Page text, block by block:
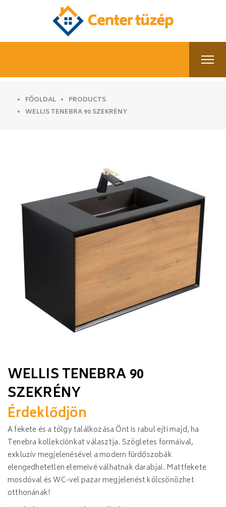
FŐOLDAL
PRODUCTS
WELLIS TENEBRA 90 SZEKRÉNY
WELLIS TENEBRA 90
SZEKRÉNY
Érdeklődjön
A fekete és a tölgy találkozása Önt is rabul ejti majd, ha
Tenebra kollekciónkat választja. Szögletes formáival,
exkluzív megjelenésével a modern fürdőszobák
elengedhetetlen elemeivé válhatnak darabjai. Mattfekete
mosdóval és WC-vel pazar megjelenést kölcsönözhet
otthonának!